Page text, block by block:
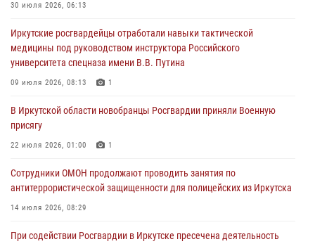
сердца к сердцу» (видео)
31 июля 2026, 04:37
Сотрудники Росгвардии нашли и вернули родственникам
30 июля 2026, 07:37
30 июля 2026, 06:13
Иркутские росгвардейцы отработали навыки тактической
медицины под руководством инструктора Российского
университета спецназа имени В.В. Путина
09 июля 2026, 08:13 1
В Иркутской области новобранцы Росгвардии приняли Военную
присягу
22 июля 2026, 01:00 1
Сотрудники ОМОН продолжают проводить занятия по
антитеррористической защищенности для полицейских из Иркутска
14 июля 2026, 08:29
При содействии Росгвардии в Иркутске пресечена деятельность